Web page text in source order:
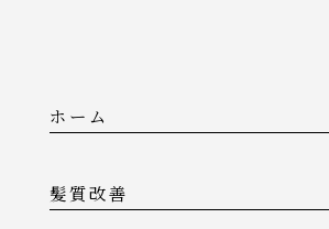
ホーム
髪質改善